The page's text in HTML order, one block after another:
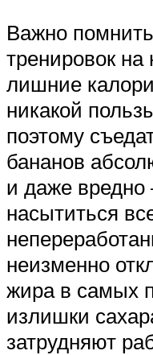
Важно
тренировок
лишние
никакой
поэтому
бананов
и даже
насытиться
неизменно
жира в самых
излишки
затрудняют